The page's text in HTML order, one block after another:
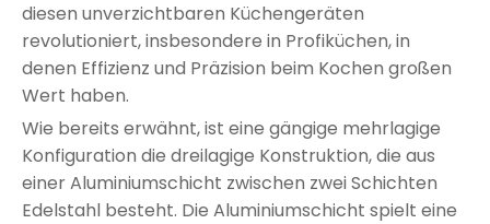
diesen unverzichtbaren Küchengeräten
revolutioniert, insbesondere in Profiküchen, in
denen Effizienz und Präzision beim Kochen großen
Wert haben.
Wie bereits erwähnt, ist eine gängige mehrlagige
Konfiguration die dreilagige Konstruktion, die aus
einer Aluminiumschicht zwischen zwei Schichten
Edelstahl besteht. Die Aluminiumschicht spielt eine